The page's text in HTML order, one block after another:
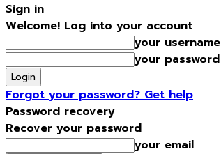
Sign in
Welcome! Log into your account
your username
your password
Forgot your password? Get help
Password recovery
Recover your password
your email